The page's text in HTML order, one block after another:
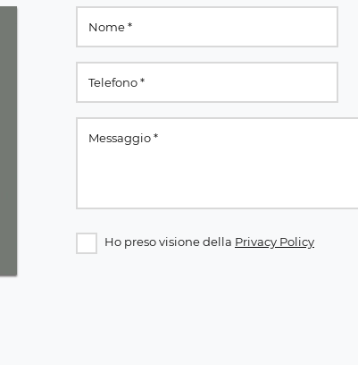
Ho preso visione della Privacy Policy